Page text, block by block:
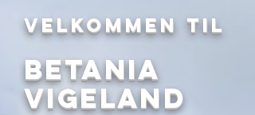
Velkommen til
Betania
Vigeland